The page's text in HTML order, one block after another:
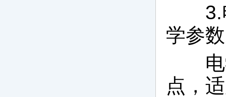
3.电
学参
电学
点，